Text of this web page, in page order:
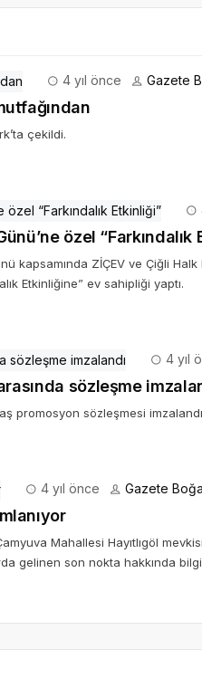
4 yıl önce Gazete
çekildi.
özel “Farkındalık
kapsamında ZİÇEV ve Çiğli Halk
Etkinliğine” ev sahipliği yaptı.
4 yıl
sözleşme
promosyon sözleşmesi
4 yıl önce Gazete
Mahallesi Hayıtlıgöl
gelinen son nokta hakkında bilgi